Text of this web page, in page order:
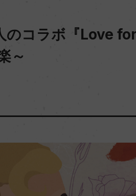
のコラボ『Love
～